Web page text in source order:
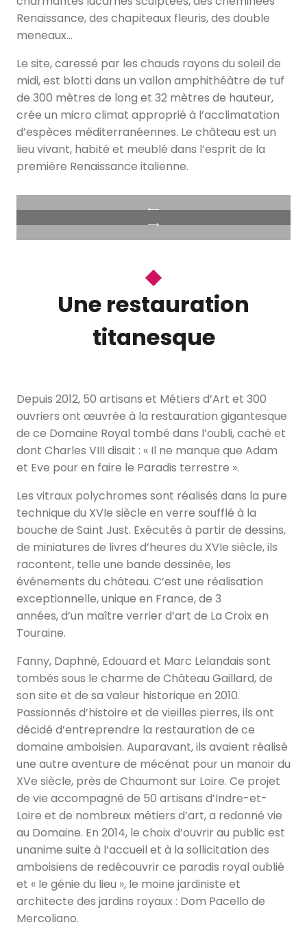
Renaissance, des chapiteaux fleuris, des double
meneaux…
Le site, caressé par les chauds rayons du soleil de
midi, est blotti dans un vallon amphithéâtre de tuf
de 300 mètres de long et 32 mètres de hauteur,
crée un micro climat approprié à l’acclimatation
d’espèces méditerranéennes. Le château est un
lieu vivant, habité et meublé dans l’esprit de la
première Renaissance italienne.
Une restauration
titanesque
Depuis 2012, 50 artisans et Métiers d’Art et 300
ouvriers ont œuvrée à la restauration gigantesque
de ce Domaine Royal tombé dans l’oubli, caché et
dont Charles VIII disait : « Il ne manque que Adam
et Eve pour en faire le Paradis terrestre ».
Les vitraux polychromes sont réalisés dans la pure
technique du XVIe siècle en verre soufflé à la
bouche de Saint Just. Exécutés à partir de dessins,
de miniatures de livres d’heures du XVIe siècle, ils
racontent, telle une bande dessinée, les
événements du château. C’est une réalisation
exceptionnelle, unique en France, de 3
années, d’un maître verrier d’art de La Croix en
Touraine.
Fanny, Daphné, Edouard et Marc Lelandais sont
tombés sous le charme de Château Gaillard, de
son site et de sa valeur historique en 2010.
Passionnés d’histoire et de vieilles pierres, ils ont
décidé d’entreprendre la restauration de ce
domaine amboisien. Auparavant, ils avaient réalisé
une autre aventure de mécénat pour un manoir du
XVe siècle, près de Chaumont sur Loire. Ce projet
de vie accompagné de 50 artisans d’Indre-et-
Loire et de nombreux métiers d’art, a redonné vie
au Domaine. En 2014, le choix d’ouvrir au public est
unanime suite à l’accueil et à la sollicitation des
amboisiens de redécouvrir ce paradis royal oublié
et « le génie du lieu », le moine jardiniste et
architecte des jardins royaux : Dom Pacello de
Mercoliano.